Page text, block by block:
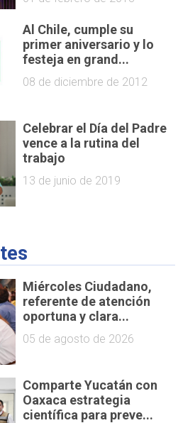
Al Chile, cumple su
primer aniversario y lo
festeja en grand...
08 de diciembre de 2012
Celebrar el Día del Padre
vence a la rutina del
trabajo
13 de junio de 2019
Miércoles Ciudadano,
referente de atención
oportuna y clara...
05 de agosto de 2026
Comparte Yucatán con
Oaxaca estrategia
científica para preve...